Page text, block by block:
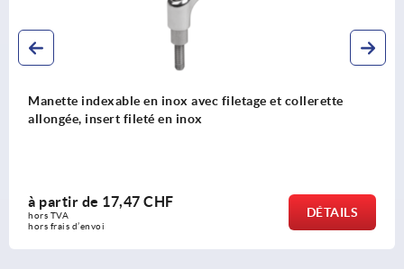
Manette indexable en inox avec filetage et collerette
allongée, insert fileté en inox
à partir de 17,47 CHF
hors TVA
hors frais d’envoi
DÉTAILS